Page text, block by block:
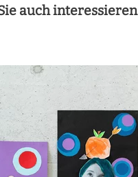
auch interessieren